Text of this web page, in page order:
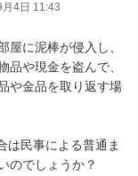
4日 11:43
屋に泥棒が侵入し、
品や現金を盗んで、
や金品を取り返す場
は民事による普通ま
のでしょうか？